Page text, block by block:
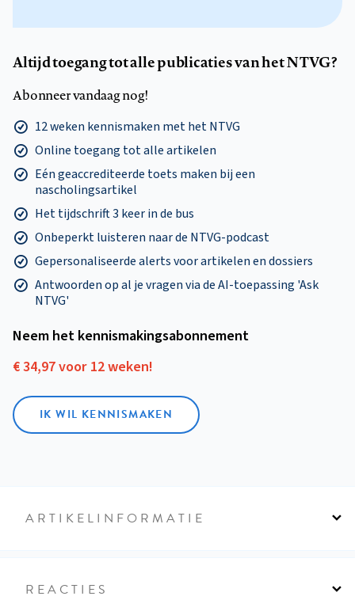
Altijd toegang tot alle publicaties van het NTVG?
Abonneer vandaag nog!
12 weken kennismaken met het NTVG
Online toegang tot alle artikelen
Eén geaccrediteerde toets maken bij een
nascholingsartikel
Het tijdschrift 3 keer in de bus
Onbeperkt luisteren naar de NTVG-podcast
Gepersonaliseerde alerts voor artikelen en dossiers
Antwoorden op al je vragen via de AI-toepassing 'Ask
NTVG'
Neem het kennismakings­abonnement
€ 34,97 voor 12 weken!
IK WIL KENNISMAKEN
ARTIKELINFORMATIE
REACTIES